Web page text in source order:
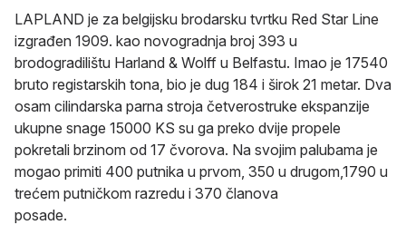
LAPLAND je za belgijsku brodarsku tvrtku Red Star Line
izgrađen 1909. kao novogradnja broj 393 u
brodogradilištu Harland & Wolff u Belfastu. Imao je 17540
bruto registarskih tona, bio je dug 184 i širok 21 metar. Dva
osam cilindarska parna stroja četverostruke ekspanzije
ukupne snage 15000 KS su ga preko dvije propele
pokretali brzinom od 17 čvorova. Na svojim palubama je
mogao primiti 400 putnika u prvom, 350 u drugom,1790 u
trećem putničkom razredu i 370 članova
posade.